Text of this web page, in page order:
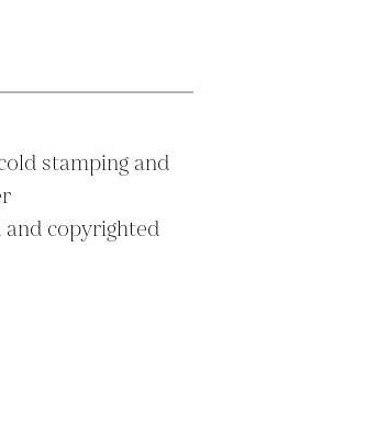
stamping and
copyrighted